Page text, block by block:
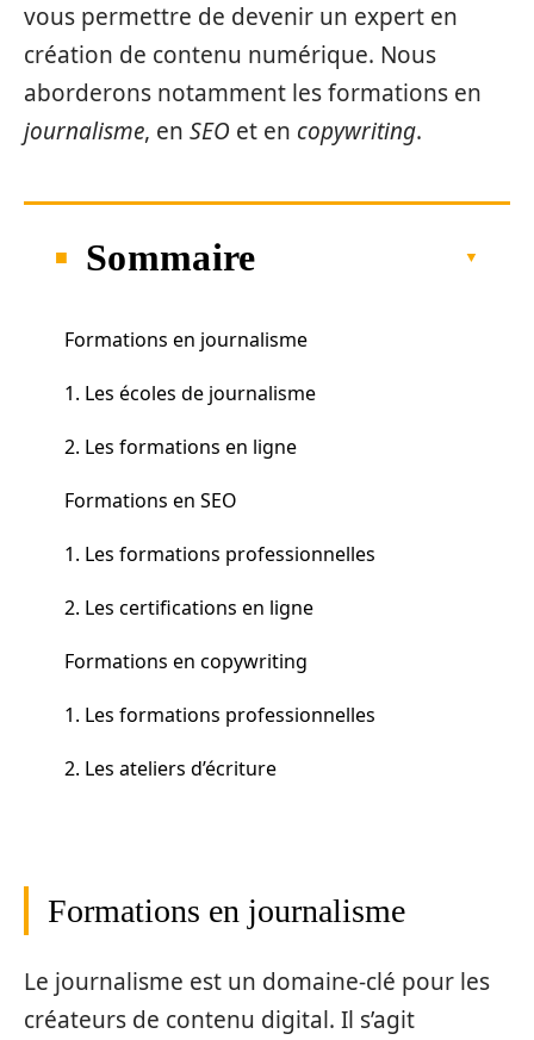
vous permettre de devenir un expert en
création de contenu numérique. Nous
aborderons notamment les formations en
journalisme, en SEO et en copywriting.
Sommaire
Formations en journalisme
1. Les écoles de journalisme
2. Les formations en ligne
Formations en SEO
1. Les formations professionnelles
2. Les certifications en ligne
Formations en copywriting
1. Les formations professionnelles
2. Les ateliers d’écriture
Formations en journalisme
Le journalisme est un domaine-clé pour les
créateurs de contenu digital. Il s’agit